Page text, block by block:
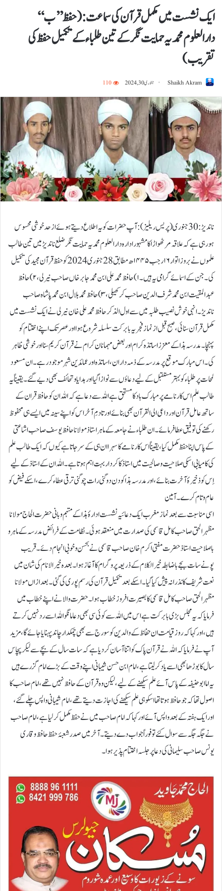
ایک نشست میں مکمل قرآن کی سماعت:(حفظ ’’ب‘‘
دارالعلوم محمدیہ حمایت نگر کے تین طلباء کے تکمیل حفظ کی
تقریب)
Shaikh Akram جنوری 30, 2024 110
ناندیڑ:30 جنوری(پریس ریلیز):آپ حضرات کو یہ اطلاع دیتے ہوئے از حد خوشی محسوس
ہورہی ہے کہ علاقہ مرٹھواڑا کا مشہور ادارہ دارالعلوم محمدیہ حمایت نگر ضلع ناندیڑ میں تین طالب
علموں نے بروز اتوار۱۶ رجب۱۴۴۵ھ مطابق 28 جنوری 2024 کو حفظ قرآن مجید کی تکمیل
کی۔ جن کے اسمائے گرامی یہ ہیں۔۱)حافظ محمد علی ابن محمد جابر خاں صاحب نیرلی،۲) حافظ
عبدالمقیت ابن محمد شرف الدین صاحب کرکھیلی،۳)حافظ محمد بلال ابن محمد پاشاہ صاحب
ناندیڑ۔ انہی خوش نصیب طلبہ میں سے اول الذکر حافظ محمد علی خان نیرلی نے ایک نشست میں
مکمل قرآن سنائی، صبح قبل از نماز فجر یہ بابرکت سلسلہ شروع ہوا اور عصر تک اپنے اختتام کو
پہنچا۔ مدرسہ ہذا کے معزز اساتذہ کرام اور بعض مہمانان کرام نے قرآن کریم سنا اور خوشی ظاہر
کی۔اس مبارک موقع پر مدرسہ کے ذمہ داران، اساتذہ اور عمائدین شہر موجود رہے۔ ان مسعود
لمحات پر طلباء کو بہتر مستقبل کے لیے دعاؤں سے نوازا گیا اور ہدایا و تحائف بھی دیے گئے۔ یقینا ًیہ
طالب علم اس کارنامے پر مبارک باد کا مستحق ہے اللہ سے دعا ہے کہ اللہ ان کو حافظ قران کے
ساتھ عامل قرآن اور داعی الی القرآن بھی بنائےاور تا دمِ آخر اس کو اپنے سینہ میں ایسے ہی محفوظ
رکھنے کی توفیق عطافرمائے۔ان طلباء نے جامعہ کے ماہر استاذ مولانا حافظ یوسف صاحب اشاعتی
کے پاس اپنا حفظ مکمل کیا، یقینا ًاس کارنامے کا سہرا ان ہی کے سر جاتا ہے کیوں کہ ایک طالب علم
کی کامیابی اسکی صلاحیت و صالحیت میں استاذ کا کردار بہت اہم ہوتا ہے۔ اللہ ان کے استاذ کے لیے
اِس کو ذخیرۂ آخرت بنائے، اور مدرسہ ہذا کو دن دوگنی رات چوگنی ترقی عطاء کرے، اسکے فیض کو
عام و تام کرے۔ آمین
اسی مناسبت سے بعد نماز مغرب ایک دعائیہ نشست ادارۂ ہذا کے مہتمم و بانی حضرت الحاج مولانا
مظہر الحق صاحب کامل قاسمی کی صدارت میں منعقد ہوئی۔ نظامت کے فرائض مدرسہ کے ماہر و
باصلاحیت استاذ حضرت مفتی اکرم خان صاحب قاسمی نے بحسن و خوبی انجام دئے۔ قریب
پونے سات بجے باضابطہ خیر الکلام کے ذریعہ پروگرام کا آغاز ہوا۔ بعدہ خیر الانام کی شان میں
نعت شریف کا نذرانہ پیش کیا گیا۔ اسکے بعد تکمیل قرآن کی رسم پوری کی گئی۔ بعد ازاں مولانا
مظہر الحق صاحب کامل قاسمی کا بصیرت افروز خطاب ہوا۔ حضرت والا نے اپنے خطاب میں
فرمایا کہ یہ مجلس بڑی بابرکت ہے اس میں اللہ سے کوئی سی بھی دعا مانگو اللہ اسے رد نہیں کرتے
ہیں، اور کہا کہ روز قیامت ان حفاظ کے والدین کو سورج سے بھی چمکدار چاند پہنایا جائے گا، مزید
آپ نے فرمایا کہ اللہ نے قرآن پاک کو اتنا آسان کردیا ہے کہ سات سال کے بچے سے لیکر پچاس
سال کا بوڑھا بھی اسے یاد کرلیتا ہے، امام ابن حسن شیبانی اپنے وقت کے بڑے امام گزرے ہیں
یہ اما ابوحنیفہ کے پاس آئےعلم سیکھنے کے لیے، لیکن وہ قرآن کے حافظ نہیں تھے، امام صاحب کا
اصول تھا کہ جو حافظ ہوتا تھا اسکو ہی علم سیکھنے کی اجازت دیتے تھے، امام شیبانی واپس چلے گئے،
اور ایک ہفتہ کے بعد واپس آئے اور کہا کہ امام صاحب میں نے حفظ مکمل کرلیا ہے، امام صاحب
نے جگہ جگہ سے سوال کئے تو فوراً جواب دے دیتے۔ آخر میں صدر شعبۂ حفظ حافظ و قاری
یونس صاحب سلیمانی کی دعا پر جلسہ اختتام پذیر ہوا۔